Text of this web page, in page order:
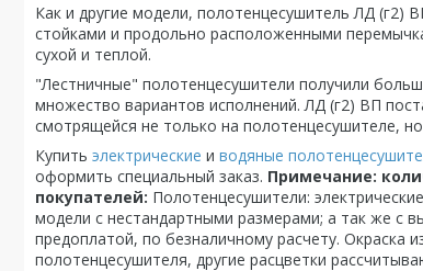
Как и другие модели, полотенцесушитель ЛД (г2)
стойками и продольно расположенными
сухой и теплой.
"Лестничные" полотенцесушители получили
множество вариантов исполнений. ЛД (г2) ВП
смотрящейся не только на полотенцесушителе,
Купить электрические и водяные
оформить специальный заказ. Примечание:
покупателей: Полотенцесушители:
модели с нестандартными размерами; а так же с
предоплатой, по безналичному расчету. Окраска
полотенцесушителя, другие расцветки